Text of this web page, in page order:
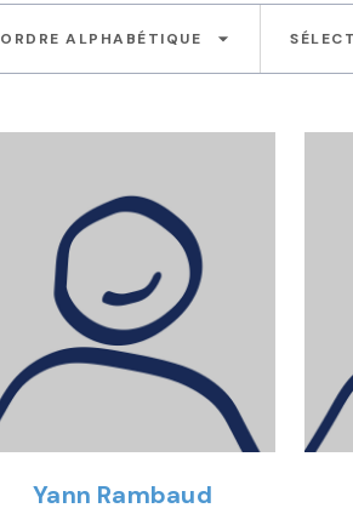
ORDRE ALPHABÉTIQUE arrow_drop_down
Yann Rambaud